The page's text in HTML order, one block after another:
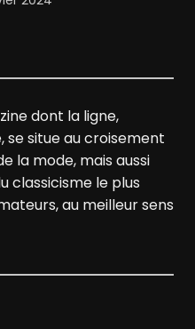
dont la ligne,
situe au croisement
la mode, mais aussi
classicisme le plus
au meilleur sens